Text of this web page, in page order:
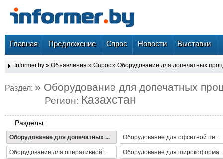
Главная Предложение Спрос Новости Выставки
Informer.by » Объявления » Спрос » Оборудование для допечатных
Раздел: » Оборудование для допечатных
Регион: Казахстан
Разделы:
Оборудование для допечатных ... Оборудование для офсетной пе...
Оборудование для оперативной... Оборудование для широкоформа...